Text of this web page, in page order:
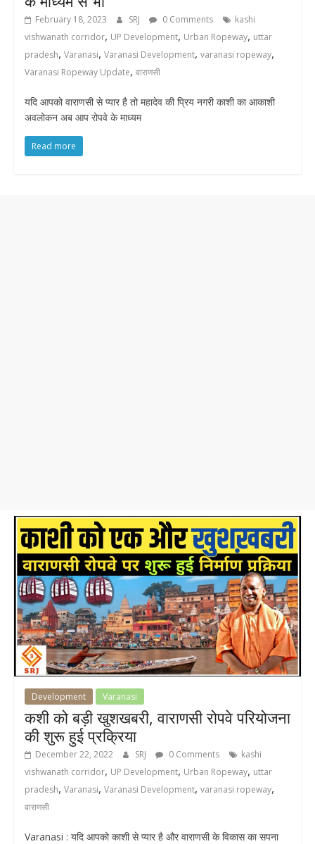
February 18, 2023 SRJ 0 Comments
kashi
vishwanath corridor, UP Development, Urban Ropeway, uttar
pradesh, Varanasi, Varanasi Development, varanasi ropeway,
Varanasi Ropeway Update, वाराणसी
यदि आपको वाराणसी से प्यार है तो महादेव की प्रिय नगरी काशी का आकाशी
अवलोकन अब आप रोपवे के माध्यम
Read more
Development Varanasi
कशी को बड़ी खुशखबरी, वाराणसी रोपवे परियोजना
की शुरू हुई प्रक्रिया
December 22, 2022 SRJ 0 Comments
kashi
vishwanath corridor, UP Development, Urban Ropeway, uttar
pradesh, Varanasi, Varanasi Development, varanasi ropeway,
वाराणसी
Varanasi : यदि आपको काशी से प्यार है और वाराणसी के विकास का सपना